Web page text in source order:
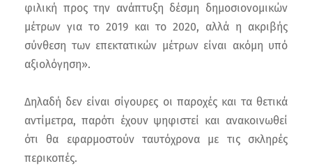
φιλική προς την ανάπτυξη δέσμη δημοσιονομικών
μέτρων για το 2019 και το 2020, αλλά η ακριβής
σύνθεση των επεκτατικών μέτρων είναι ακόμη υπό
αξιολόγηση».
Δηλαδή δεν είναι σίγουρες οι παροχές και τα θετικά
αντίμετρα, παρότι έχουν ψηφιστεί και ανακοινωθεί
ότι θα εφαρμοστούν ταυτόχρονα με τις σκληρές
περικοπές.